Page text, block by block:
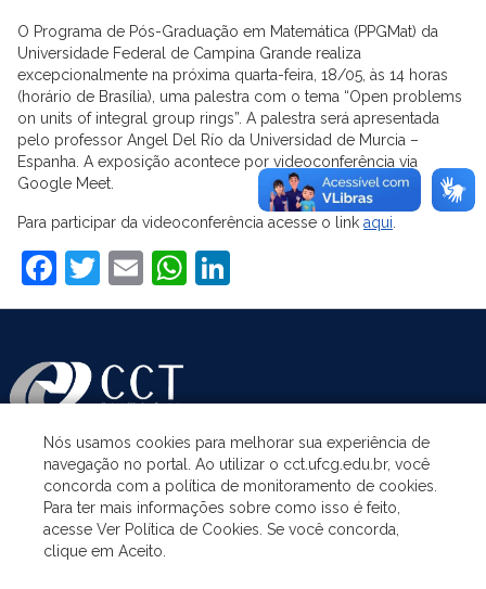
O Programa de Pós-Graduação em Matemática (PPGMat) da
Universidade Federal de Campina Grande realiza
excepcionalmente na próxima quarta-feira, 18/05, às 14 horas
(horário de Brasília), uma palestra com o tema “Open problems
on units of integral group rings”. A palestra será apresentada
pelo professor Angel Del Río da Universidad de Murcia –
Espanha. A exposição acontece por videoconferência via
Google Meet.
Para participar da videoconferência acesse o link aqui
Facebook
Twitter
EmailWhatsApp
ASSUNTOS
ACESSO À INFORMAÇÃO
Nós usamos cookies para melhorar sua experiência de
navegação no portal. Ao utilizar o cct.ufcg.edu.br, você
concorda com a política de monitoramento de cookies.
Para ter mais informações sobre como isso é feito,
acesse Ver Política de Cookies. Se você concorda,
clique em Aceito.